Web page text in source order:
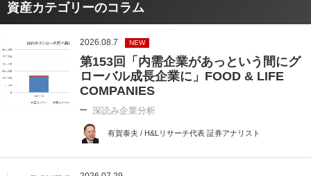
資産カテゴリーのコラム
2026.08.7 NEW
第153回「内需企業があっという間にグ
ローバル成長企業に」FOOD & LIFE
COMPANIES
深読み企業分析
有賀泰夫 / H&Lリサーチ代表 証券アナリスト